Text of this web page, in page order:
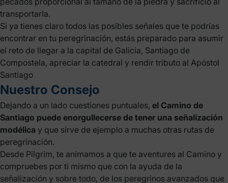
transportarla.
Si ya tienes claro todos las posibles señales que te podrías
encontrar en tu peregrinación, estás preparado para asumir
el reto de llegar a la capital de Galicia, Santiago de
Compostela, apreciar la catedral y rendir tributo al Apóstol
Santiago
Nuestro Consejo
Dejando a un lado cuestiones puntuales, el Camino de
Santiago puede enorgullecerse de tener una señalización
modélica y que sirve de ejemplo a muchas otras rutas de
peregrinación.
Desde Pilgrim, te animamos a que te aventures al Camino y
compruebes por ti mismo que con la ayuda de la
señalización y sobre todo, de los peregrinos avanzados que